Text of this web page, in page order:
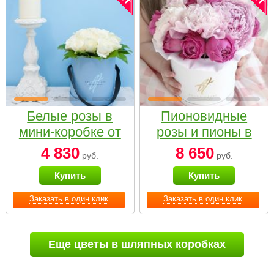
Заказать в один клик
Белые розы в
мини-коробке от
Bella Fiori
4 830 руб.
Купить
Заказать в один клик
Пионовидные
розы и пионы в
белой коробке
Small
8 650руб.
Купить
Еще цветы в шляпных коробках